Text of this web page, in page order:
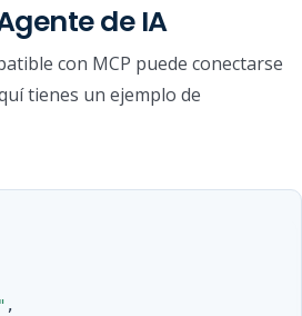
de IA
con MCP puede conectarse
tienes un ejemplo de
,